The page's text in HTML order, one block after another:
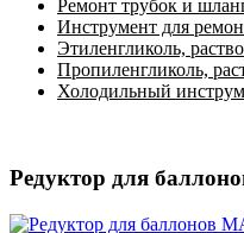
Ремонт трубок и
Инструмент для
Этиленгликоль,
Пропиленгликоль,
Холодильный
Редуктор для